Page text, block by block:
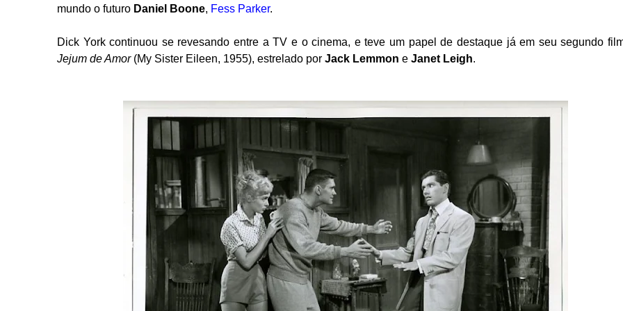
mundo o futuro Daniel Boone, Fess Parker.
Dick York continuou se revesando entre a TV e o cinema, e teve um papel de destaque já em seu segundo
Jejum de Amor(My Sister Eileen, 1955), estrelado por Jack Lemmon e Janet Leigh.